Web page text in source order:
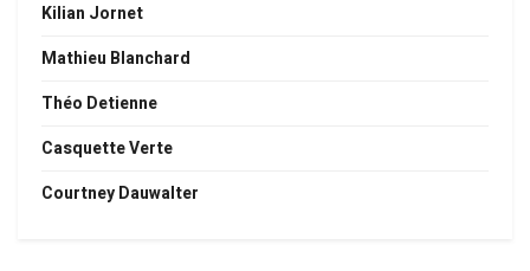
Kilian Jornet
Mathieu Blanchard
Théo Detienne
Casquette Verte
Courtney Dauwalter